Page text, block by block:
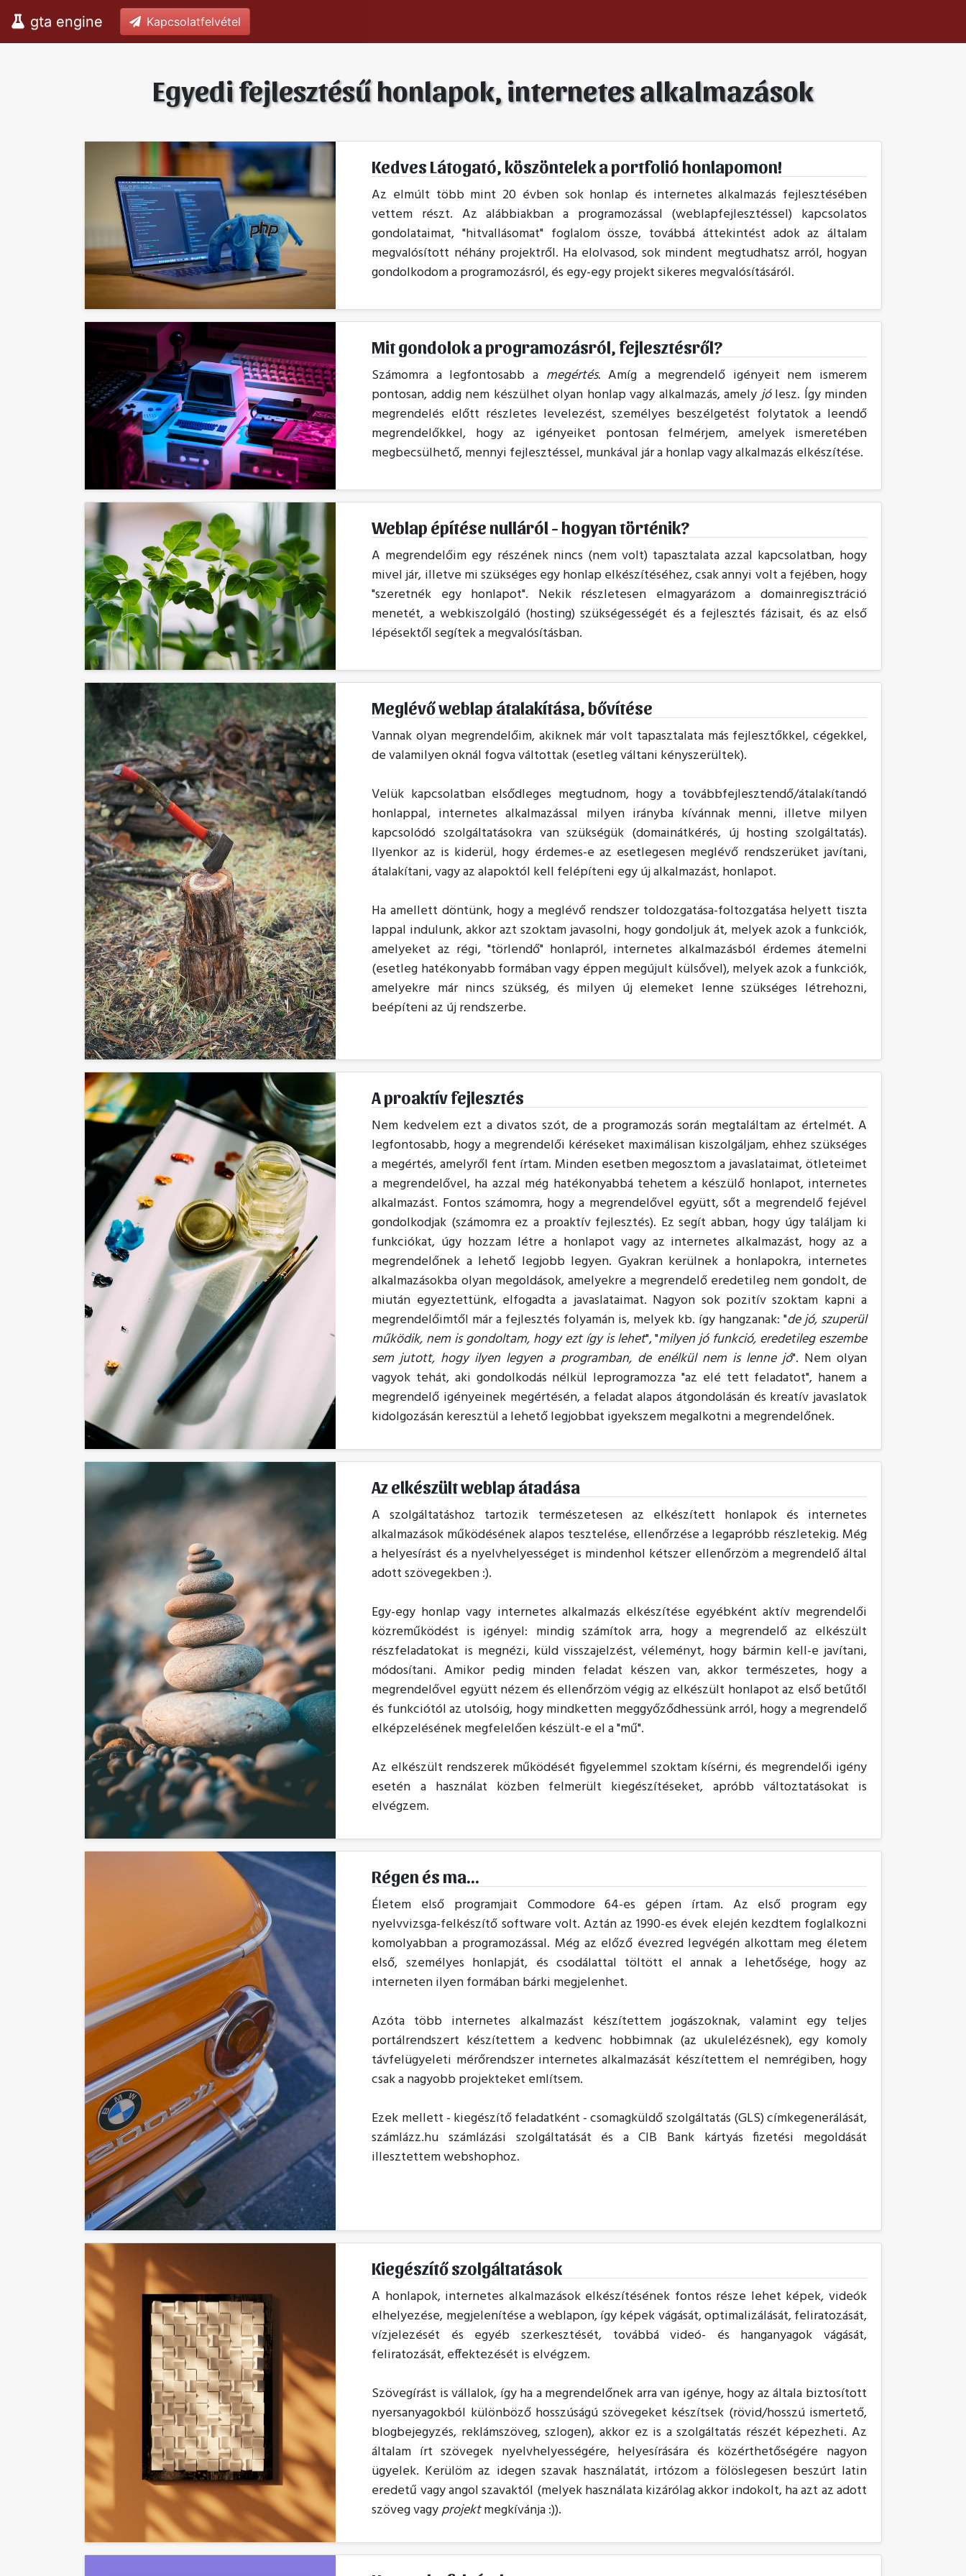
gta engine Kapcsolatfelvétel
Egyedi fejlesztésű honlapok, internetes alkalmazások
Kedves Látogató, köszöntelek a portfolió honlapomon!
Az elmúlt több mint 20 évben sok honlap és internetes alkalmazás fejlesztésében
vettem részt. Az alábbiakban a programozással (weblapfejlesztéssel) kapcsolatos
gondolataimat, "hitvallásomat" foglalom össze, továbbá áttekintést adok az általam
megvalósított néhány projektről. Ha elolvasod, sok mindent megtudhatsz arról, hogyan
gondolkodom a programozásról, és egy-egy projekt sikeres megvalósításáról.
Mit gondolok a programozásról, fejlesztésről?
Számomra a legfontosabb a megértés. Amíg a megrendelő igényeit nem ismerem
pontosan, addig nem készülhet olyan honlap vagy alkalmazás, amelyjólesz. Így minden
megrendelés előtt részletes levelezést, személyes beszélgetést folytatok a leendő
megrendelőkkel, hogy az igényeiket pontosan felmérjem, amelyek ismeretében
megbecsülhető, mennyi fejlesztéssel, munkával jár a honlap vagy alkalmazás elkészítése.
Weblap építése nulláról - hogyan történik?
A megrendelőim egy részének nincs (nem volt) tapasztalata azzal kapcsolatban, hogy
mivel jár, illetve mi szükséges egy honlap elkészítéséhez, csak annyi volt a fejében, hogy
"szeretnék egy honlapot". Nekik részletesen elmagyarázom a domainregisztráció
menetét, a webkiszolgáló (hosting) szükségességét és a fejlesztés fázisait, és az első
lépésektől segítek a megvalósításban.
Meglévő weblap átalakítása, bővítése
Vannak olyan megrendelőim, akiknek már volt tapasztalata más fejlesztőkkel, cégekkel,
de valamilyen oknál fogva váltottak (esetleg váltani kényszerültek).
Velük kapcsolatban elsődleges megtudnom, hogy a továbbfejlesztendő/átalakítandó
honlappal, internetes alkalmazással milyen irányba kívánnak menni, illetve milyen
kapcsolódó szolgáltatásokra van szükségük (domainátkérés, új hosting szolgáltatás).
Ilyenkor az is kiderül, hogy érdemes-e az esetlegesen meglévő rendszerüket javítani,
átalakítani, vagy az alapoktól kell felépíteni egy új alkalmazást, honlapot.
Ha amellett döntünk, hogy a meglévő rendszer toldozgatása-foltozgatása helyett tiszta
lappal indulunk, akkor azt szoktam javasolni, hogy gondoljuk át, melyek azok a funkciók,
amelyeket az régi, "törlendő" honlapról, internetes alkalmazásból érdemes átemelni
(esetleg hatékonyabb formában vagy éppen megújult külsővel), melyek azok a funkciók,
amelyekre már nincs szükség, és milyen új elemeket lenne szükséges létrehozni,
beépíteni az új rendszerbe.
A proaktív fejlesztés
Nem kedvelem ezt a divatos szót, de a programozás során megtaláltam az értelmét. A
legfontosabb, hogy a megrendelői kéréseket maximálisan kiszolgáljam, ehhez szükséges
a megértés, amelyről fent írtam. Minden esetben megosztom a javaslataimat, ötleteimet
a megrendelővel, ha azzal még hatékonyabbá tehetem a készülő honlapot, internetes
alkalmazást. Fontos számomra, hogy a megrendelővel együtt, sőt a megrendelő fejével
gondolkodjak (számomra ez a proaktív fejlesztés). Ez segít abban, hogy úgy találjam ki
funkciókat, úgy hozzam létre a honlapot vagy az internetes alkalmazást, hogy az a
megrendelőnek a lehető legjobb legyen. Gyakran kerülnek a honlapokra, internetes
alkalmazásokba olyan megoldások, amelyekre a megrendelő eredetileg nem gondolt, de
miután egyeztettünk, elfogadta a javaslataimat. Nagyon sok pozitív szoktam kapni a
megrendelőimtől már a fejlesztés folyamán is, melyek kb. így hangzanak: "de jó, szuperül
működik, nem is gondoltam, hogy ezt így is lehet", "milyen jó funkció, eredetileg eszembe
sem jutott, hogy ilyen legyen a programban, de enélkül nem is lenne jó". Nem olyan
vagyok tehát, aki gondolkodás nélkül leprogramozza "az elé tett feladatot", hanem a
megrendelő igényeinek megértésén, a feladat alapos átgondolásán és kreatív javaslatok
kidolgozásán keresztül a lehető legjobbat igyekszem megalkotni a megrendelőnek.
Az elkészült weblap átadása
A szolgáltatáshoz tartozik természetesen az elkészített honlapok és internetes
alkalmazások működésének alapos tesztelése, ellenőrzése a legapróbb részletekig. Még
a helyesírást és a nyelvhelyességet is mindenhol kétszer ellenőrzöm a megrendelő által
adott szövegekben :).
Egy-egy honlap vagy internetes alkalmazás elkészítése egyébként aktív megrendelői
közreműködést is igényel: mindig számítok arra, hogy a megrendelő az elkészült
részfeladatokat is megnézi, küld visszajelzést, véleményt, hogy bármin kell-e javítani,
módosítani. Amikor pedig minden feladat készen van, akkor természetes, hogy a
megrendelővel együtt nézem és ellenőrzöm végig az elkészült honlapot az első betűtől
és funkciótól az utolsóig, hogy mindketten meggyőződhessünk arról, hogy a megrendelő
elképzelésének megfelelően készült-e el a "mű".
Az elkészült rendszerek működését figyelemmel szoktam kísérni, és megrendelői igény
esetén a használat közben felmerült kiegészítéseket, apróbb változtatásokat is
elvégzem.
Régen és ma...
Életem első programjait Commodore 64-es gépen írtam. Az első program egy
nyelvvizsga-felkészítő software volt. Aztán az 1990-es évek elején kezdtem foglalkozni
komolyabban a programozással. Még az előző évezred legvégén alkottam meg életem
első, személyes honlapját, és csodálattal töltött el annak a lehetősége, hogy az
interneten ilyen formában bárki megjelenhet.
Azóta több internetes alkalmazást készítettem jogászoknak, valamint egy teljes
portálrendszert készítettem a kedvenc hobbimnak (az ukulelézésnek), egy komoly
távfelügyeleti mérőrendszer internetes alkalmazását készítettem el nemrégiben, hogy
csak a nagyobb projekteket említsem.
Ezek mellett - kiegészítő feladatként - csomagküldő szolgáltatás (GLS) címkegenerálását,
számlázz.hu számlázási szolgáltatását és a CIB Bank kártyás fizetési megoldását
illesztettem webshophoz.
Kiegészítő szolgáltatások
A honlapok, internetes alkalmazások elkészítésének fontos része lehet képek, videók
elhelyezése, megjelenítése a weblapon, így képek vágását, optimalizálását, feliratozását,
vízjelezését és egyéb szerkesztését, továbbá videó- és hanganyagok vágását,
feliratozását, effektezését is elvégzem.
Szövegírást is vállalok, így ha a megrendelőnek arra van igénye, hogy az általa biztosított
nyersanyagokból különböző hosszúságú szövegeket készítsek (rövid/hosszú ismertető,
blogbejegyzés, reklámszöveg, szlogen), akkor ez is a szolgáltatás részét képezheti. Az
általam írt szövegek nyelvhelyességére, helyesírására és közérthetőségére nagyon
ügyelek. Kerülöm az idegen szavak használatát, irtózom a fölöslegesen beszúrt latin
eredetű vagy angol szavaktól (melyek használata kizárólag akkor indokolt, ha azt az adott
szöveg vagyprojektmegkívánja :)).